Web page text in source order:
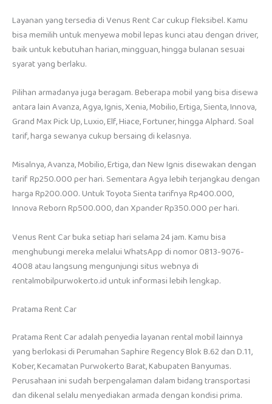
Layanan yang tersedia di Venus Rent Car cukup fleksibel. Kamu
bisa memilih untuk menyewa mobil lepas kunci atau dengan driver,
baik untuk kebutuhan harian, mingguan, hingga bulanan sesuai
syarat yang berlaku.
Pilihan armadanya juga beragam. Beberapa mobil yang bisa disewa
antara lain Avanza, Agya, Ignis, Xenia, Mobilio, Ertiga, Sienta, Innova,
Grand Max Pick Up, Luxio, Elf, Hiace, Fortuner, hingga Alphard. Soal
tarif, harga sewanya cukup bersaing di kelasnya.
Misalnya, Avanza, Mobilio, Ertiga, dan New Ignis disewakan dengan
tarif Rp250.000 per hari. Sementara Agya lebih terjangkau dengan
harga Rp200.000. Untuk Toyota Sienta tarifnya Rp400.000,
Innova Reborn Rp500.000, dan Xpander Rp350.000 per hari.
Venus Rent Car buka setiap hari selama 24 jam. Kamu bisa
menghubungi mereka melalui WhatsApp di nomor 0813-9076-
4008 atau langsung mengunjungi situs webnya di
rentalmobilpurwokerto.id untuk informasi lebih lengkap.
Pratama Rent Car
Pratama Rent Car adalah penyedia layanan rental mobil lainnya
yang berlokasi di Perumahan Saphire Regency Blok B.62 dan D.11,
Kober, Kecamatan Purwokerto Barat, Kabupaten Banyumas.
Perusahaan ini sudah berpengalaman dalam bidang transportasi
dan dikenal selalu menyediakan armada dengan kondisi prima.